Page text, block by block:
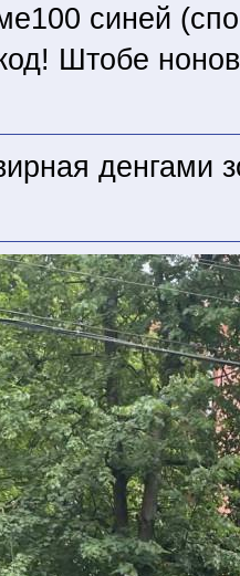
синей
Штобе
денгами